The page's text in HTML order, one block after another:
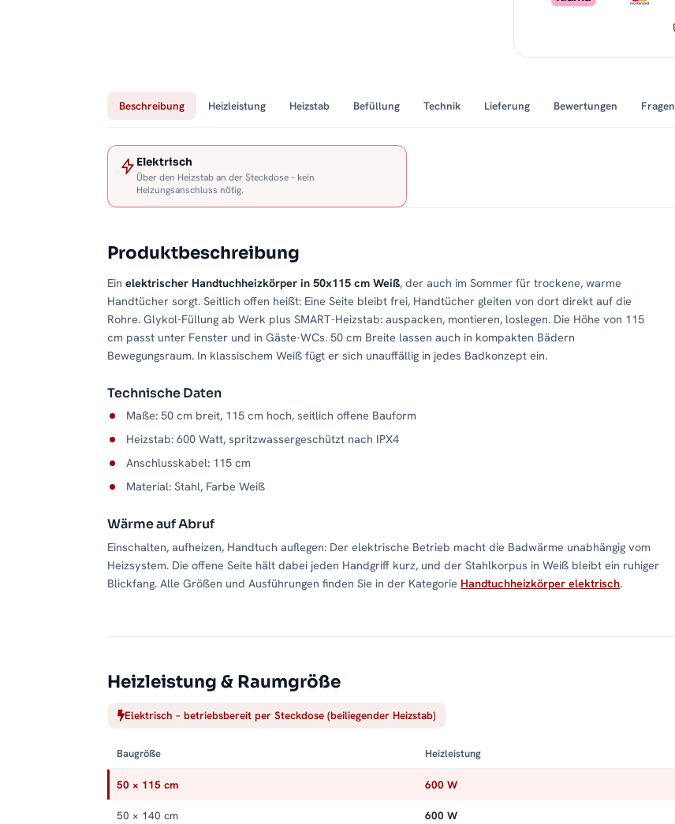
Beschreibung Heizleistung Heizstab Befüllung Technik Lieferung Bewertungen Fragen
Elektrisch
Über den Heizstab an der Steckdose – kein
Heizungsanschluss nötig.
Produktbeschreibung
Ein elektrischer Handtuchheizkörper in 50x115 cm Weiß, der auch im Sommer für trockene, warme
Handtücher sorgt. Seitlich offen heißt: Eine Seite bleibt frei, Handtücher gleiten von dort direkt auf die
Rohre. Glykol-Füllung ab Werk plus SMART-Heizstab: auspacken, montieren, loslegen. Die Höhe von 115
cm passt unter Fenster und in Gäste-WCs. 50 cm Breite lassen auch in kompakten Bädern
Bewegungsraum. In klassischem Weiß fügt er sich unauffällig in jedes Badkonzept ein.
Technische Daten
Maße: 50 cm breit, 115 cm hoch, seitlich offene Bauform
Heizstab: 600 Watt, spritzwassergeschützt nach IPX4
Anschlusskabel: 115 cm
Material: Stahl, Farbe Weiß
Wärme auf Abruf
Einschalten, aufheizen, Handtuch auflegen: Der elektrische Betrieb macht die Badwärme unabhängig vom
Heizsystem. Die offene Seite hält dabei jeden Handgriff kurz, und der Stahlkorpus in Weiß bleibt ein ruhiger
Blickfang. Alle Größen und Ausführungen finden Sie in der Kategorie Handtuchheizkörper elektrisch.
Heizleistung & Raumgröße
Elektrisch – betriebsbereit per Steckdose (beiliegender Heizstab)
Baugröße Heizleistung
50 × 115 cm 600 W
50 × 140 cm 600 W